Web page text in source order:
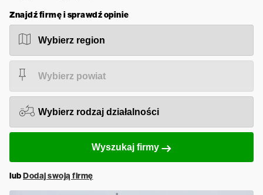
Znajdź firmę i sprawdź opinie
Wyszukaj firmy
lubDodaj swoją firmę